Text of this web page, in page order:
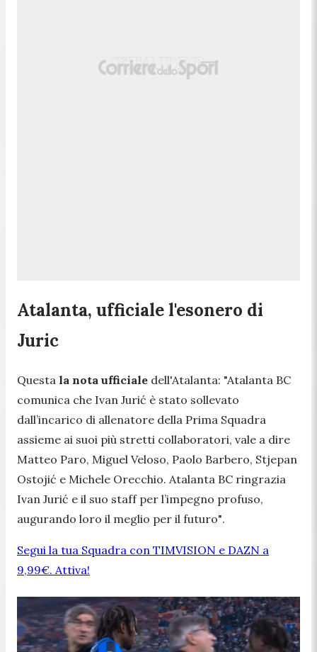
Atalanta, ufficiale l'esonero di
Juric
Questa la nota ufficiale dell'Atalanta: "Atalanta BC
comunica che Ivan Jurić è stato sollevato
dall’incarico di allenatore della Prima Squadra
assieme ai suoi più stretti collaboratori, vale a dire
Matteo Paro, Miguel Veloso, Paolo Barbero, Stjepan
Ostojić e Michele Orecchio. Atalanta BC ringrazia
Ivan Jurić e il suo staff per l’impegno profuso,
augurando loro il meglio per il futuro".
Segui la tua Squadra con TIMVISION e DAZN a
9,99€. Attiva!